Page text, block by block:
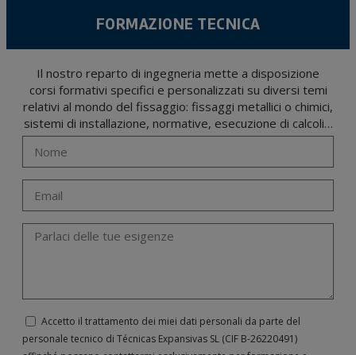
FORMAZIONE TECNICA
Il nostro reparto di ingegneria mette a disposizione
corsi formativi specifici e personalizzati su diversi temi
relativi al mondo del fissaggio: fissaggi metallici o chimici,
sistemi di installazione, normative, esecuzione di calcoli…
Accetto il trattamento dei miei dati personali da parte del
personale tecnico di Técnicas Expansivas SL (CIF B-­26220491)